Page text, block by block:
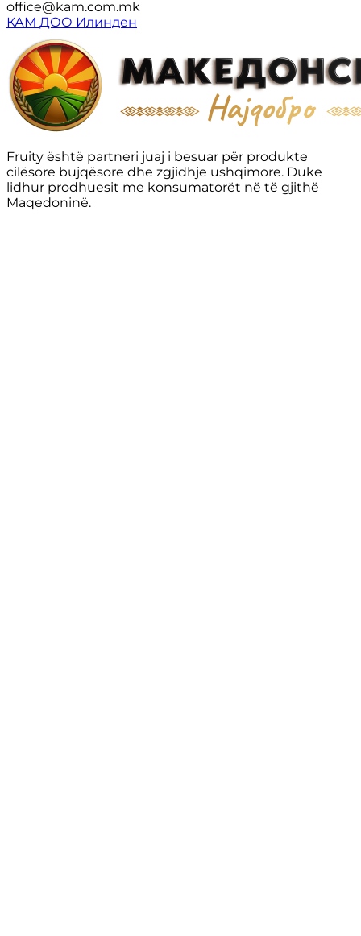
office@kam.com.mk
КАМ ДОО Илинден
Fruity është partneri juaj i besuar për produkte
cilësore bujqësore dhe zgjidhje ushqimore. Duke
lidhur prodhuesit me konsumatorët në të gjithë
Maqedoninë.